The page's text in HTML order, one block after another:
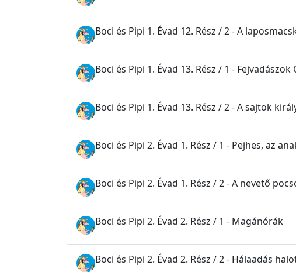
Boci és Pipi 1. Évad 12. Rész / 2 - A
Boci és Pipi 1. Évad 13. Rész / 1 -
Boci és Pipi 1. Évad 13. Rész / 2 - A sajtok
Boci és Pipi 2. Évad 1. Rész / 1 - Pejhes, az
Boci és Pipi 2. Évad 1. Rész / 2 - A nevető
Boci és Pipi 2. Évad 2. Rész / 1 - Magánórák
Boci és Pipi 2. Évad 2. Rész / 2 - Hálaadás